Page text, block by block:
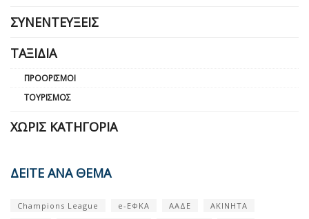
ΣΥΝΕΝΤΕΎΞΕΙΣ
ΤΑΞΊΔΙΑ
ΠΡΟΟΡΙΣΜΟΊ
ΤΟΥΡΙΣΜΌΣ
ΧΩΡΊΣ ΚΑΤΗΓΟΡΊΑ
ΔΕΙΤΕ ΑΝΑ ΘΕΜΑ
Champions League e-ΕΦΚΑ ΑΑΔΕ
ΑΚΙΝΗΤΑ